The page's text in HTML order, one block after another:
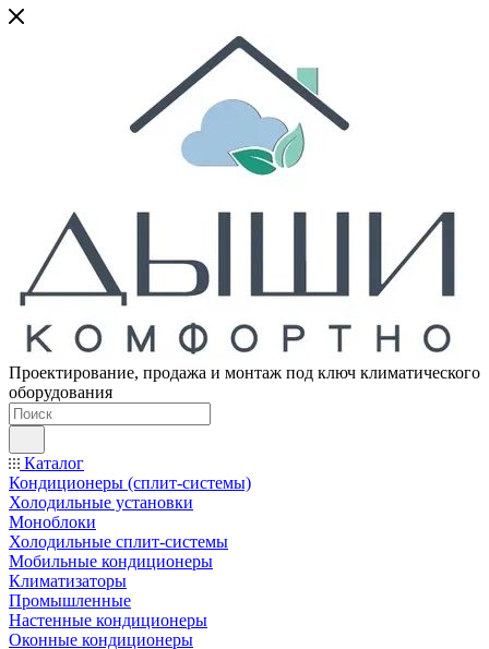
Проектирование, продажа и монтаж под ключ климатического
оборудования
Каталог
Кондиционеры (сплит-системы)
Холодильные установки
Моноблоки
Холодильные сплит-системы
Мобильные кондиционеры
Климатизаторы
Промышленные
Настенные кондиционеры
Оконные кондиционеры